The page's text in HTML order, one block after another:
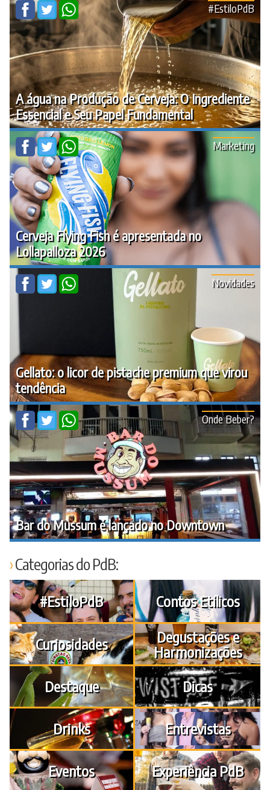
A água na Produção de Cerveja: O Ingrediente
Essencial e Seu Papel Fundamental
#EstiloPdB
Cerveja Flying Fish é apresentada no
Lollapalloza 2026
Marketing
Gellato: o licor de pistache premium que virou
tendência
Novidades
Bar do Mussum é lançado no Downtown
Onde Beber?
Categorias do PdB:
#EstiloPdB Contos Etílicos
Curiosidades
Degustações e
Harmonizações
Destaque
Dicas
Drinks Entrevistas
Eventos Experiência PdB